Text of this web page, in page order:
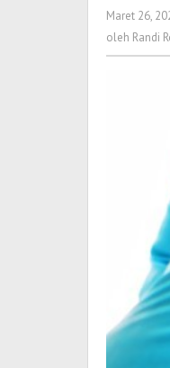
Maret 26,
oleh Randi